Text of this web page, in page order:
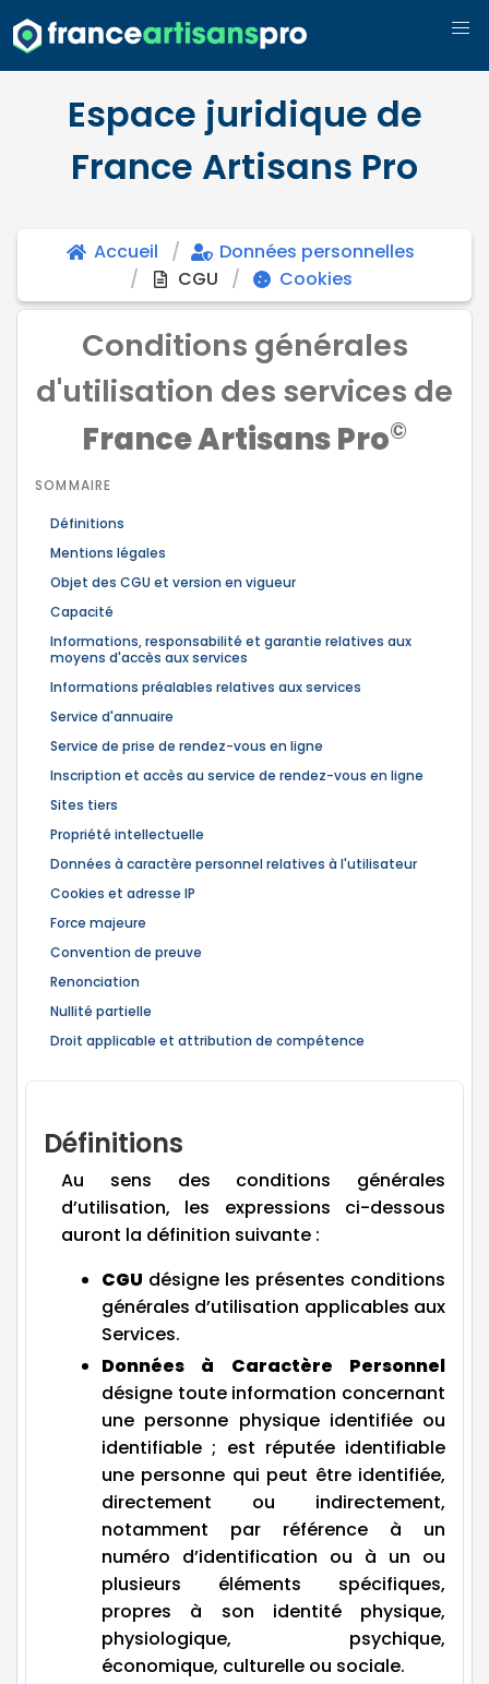
Espace juridique de
France Artisans Pro
Accueil
Données personnelles
CGU
Cookies
Conditions générales
d'utilisation des services de
France Artisans Pro©
SOMMAIRE
Définitions
Mentions légales
Objet des CGU et version en vigueur
Capacité
Informations, responsabilité et garantie relatives aux
moyens d'accès aux services
Informations préalables relatives aux services
Service d'annuaire
Service de prise de rendez-vous en ligne
Inscription et accès au service de rendez-vous en ligne
Sites tiers
Propriété intellectuelle
Données à caractère personnel relatives à l'utilisateur
Cookies et adresse IP
Force majeure
Convention de preuve
Renonciation
Nullité partielle
Droit applicable et attribution de compétence
Définitions
Au sens des conditions générales
d’utilisation, les expressions ci-dessous
auront la définition suivante :
CGU désigne les présentes conditions
générales d’utilisation applicables aux
Services.
Données à Caractère Personnel
désigne toute information concernant
une personne physique identifiée ou
identifiable ; est réputée identifiable
une personne qui peut être identifiée,
directement ou indirectement,
notamment par référence à un
numéro d’identification ou à un ou
plusieurs éléments spécifiques,
propres à son identité physique,
physiologique, psychique,
économique, culturelle ou sociale.